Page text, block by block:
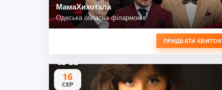
МамаХихотала
Одеська обласна філармонія
ПРИДБАТИ КВИТОК
16
СЕР